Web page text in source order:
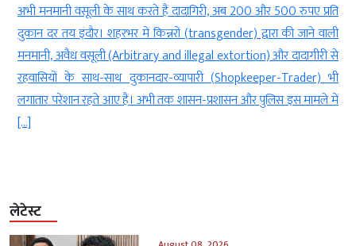
अभी मनमानी वसूली के साथ करते हैं दादागिरी, अब 200 और 500 रुपए प्रति
दुकान दर तय इंदौर। शहरभर में किन्नरों (transgender) द्वारा की जाने वाली
मनमानी, अवैध वसूली (Arbitrary and illegal extortion) और दादागीरी से
रहवासियों के साथ-साथ दुकानदार-व्यापारी (Shopkeeper-Trader) भी
लगातार परेशान रहते आए हैं। अभी तक शासन-प्रशासन और पुलिस इस मामले में
[…]
लेटेस्ट